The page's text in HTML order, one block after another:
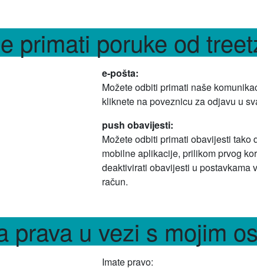
primati poruke od
e-pošta:
Možete odbiti primati naše
kliknete na poveznicu za odjavu u
push obavijesti:
Možete odbiti primati obavijesti
mobilne aplikacije, prilikom prvog
deaktivirati obavijesti u postavkama
račun.
prava u vezi s mojim
Imate pravo: